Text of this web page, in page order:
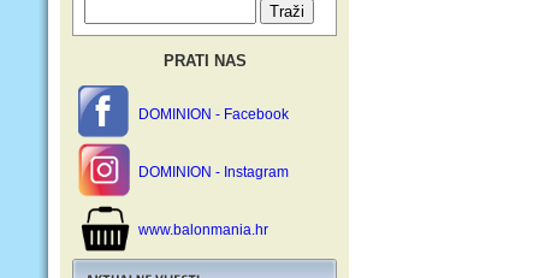
PRATI NAS
DOMINION - Facebook
DOMINION - Instagram
www.balonmania.hr